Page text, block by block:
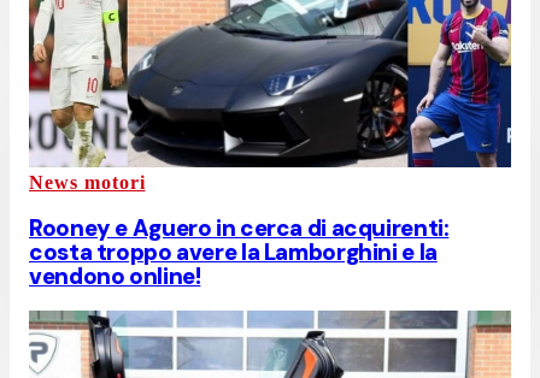
News motori
Rooney e Aguero in cerca di acquirenti:
costa troppo avere la Lamborghini e la
vendono online!